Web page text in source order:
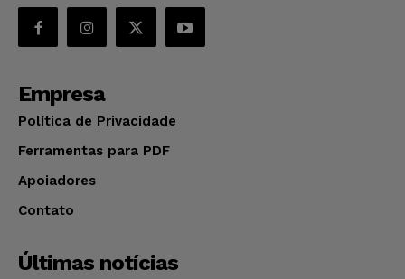
Empresa
Política de Privacidade
Ferramentas para PDF
Apoiadores
Contato
Últimas notícias